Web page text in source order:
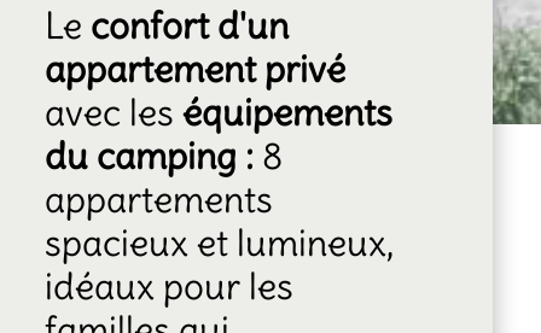
Le confort d'un
appartement privé
avec les équipements
du camping : 8
appartements
spacieux et lumineux,
idéaux pour les